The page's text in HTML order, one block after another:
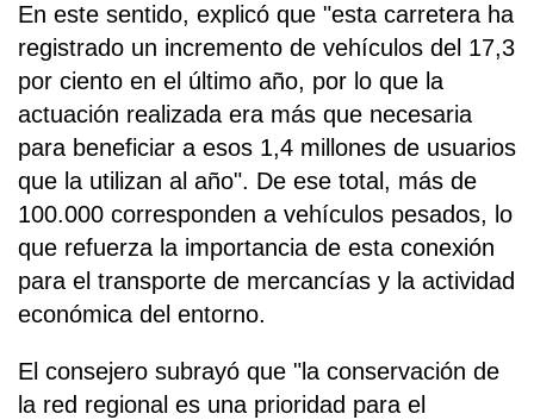
En este sentido, explicó que "esta carretera ha
registrado un incremento de vehículos del 17,3
por ciento en el último año, por lo que la
actuación realizada era más que necesaria
para beneficiar a esos 1,4 millones de usuarios
que la utilizan al año". De ese total, más de
100.000 corresponden a vehículos pesados, lo
que refuerza la importancia de esta conexión
para el transporte de mercancías y la actividad
económica del entorno.
El consejero subrayó que "la conservación de
la red regional es una prioridad para el